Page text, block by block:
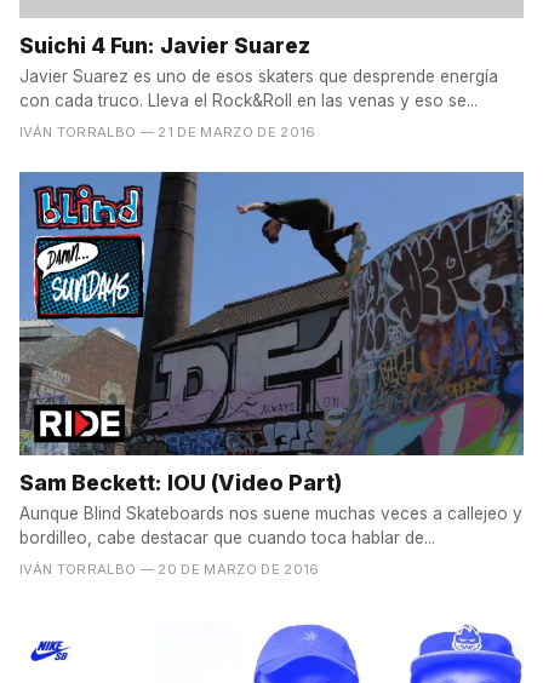
Suichi 4 Fun: Javier Suarez
Javier Suarez es uno de esos skaters que desprende energía
con cada truco. Lleva el Rock&Roll en las venas y eso se...
IVÁN TORRALBO — 21 DE MARZO DE 2016
Sam Beckett: IOU (Video Part)
Aunque Blind Skateboards nos suene muchas veces a callejeo y
bordilleo, cabe destacar que cuando toca hablar de...
IVÁN TORRALBO — 20 DE MARZO DE 2016